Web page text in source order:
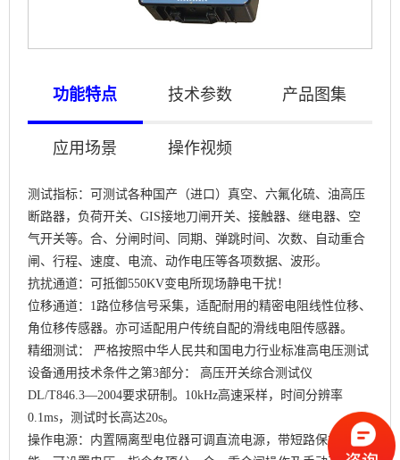
功能特点 技术参数 产品图集
应用场景 操作视频
测试指标：可测试各种国产（进口）真空、六氟化硫、油高压
断路器，负荷开关、GIS接地刀闸开关、接触器、继电器、空
气开关等。合、分闸时间、同期、弹跳时间、次数、自动重合
闸、行程、速度、电流、动作电压等各项数据、波形。
抗扰通道：可抵御550KV变电所现场静电干扰！
位移通道：1路位移信号采集，适配耐用的精密电阻线性位移、
角位移传感器。亦可适配用户传统自配的滑线电阻传感器。
精细测试： 严格按照中华人民共和国电力行业标准高电压测试
设备通用技术条件之第3部分： 高压开关综合测试仪
DL/T846.3—2004要求研制。10kHz高速采样，时间分辨率
0.1ms，测试时长高达20s。
操作电源：内置隔离型电位器可调直流电源，带短路保护功